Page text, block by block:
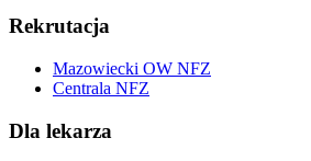
Rekrutacja
Mazowiecki OW NFZ
Centrala NFZ
Dla lekarza